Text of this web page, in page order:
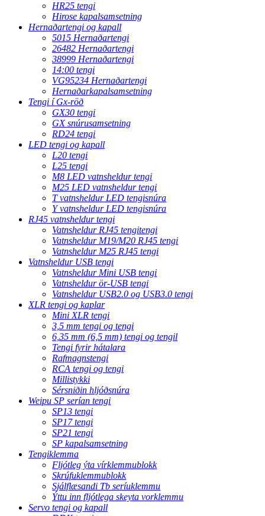
HR25 tengi
Hirose kapalsamsetning
Hernaðartengi og kapall
5015 Hernaðartengi
26482 Hernaðartengi
38999 Hernaðartengi
14:00 tengi
VG95234 Hernaðartengi
Hernaðarkapalsamsetning
Tengi í Gx-röð
GX30 tengi
GX snúrusamsetning
RD24 tengi
LED tengi og kapall
L20 tengi
L25 tengi
M8 LED vatnsheldur tengi
M25 LED vatnsheldur tengi
T vatnsheldur LED tengisnúra
Y vatnsheldur LED tengisnúra
RJ45 vatnsheldur tengi
Vatnsheldur RJ45 tengitengi
Vatnsheldur M19/M20 RJ45 tengi
Vatnsheldur M25 RJ45 tengi
Vatnsheldur USB tengi
Vatnsheldur Mini USB tengi
Vatnsheldur ör-USB tengi
Vatnsheldur USB2.0 og USB3.0 tengi
XLR tengi og kaplar
Mini XLR tengi
3,5 mm tengi og tengi
6,35 mm (6,5 mm) tengi og tengil
Tengi fyrir hátalara
Rafmagnstengi
RCA tengi og tengi
Millistykki
Sérsniðin hljóðsnúra
Weipu SP serían tengi
SP13 tengi
SP17 tengi
SP21 tengi
SP kapalsamsetning
Tengiklemma
Fljótleg ýta vírklemmublokk
Skrúfuklemmublokk
Sjálflæsandi Tb seríuklemmu
Ýttu inn fljótlega skeyta vorklemmu
Servo tengi og kapall